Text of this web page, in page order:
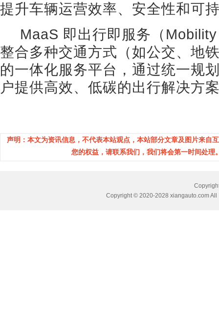
提升车辆运营效率、安全性和可
MaaS‌ 即出行即服务（
整合多种交通方式（如公交、地
的一体化服务平台，通过统一规
户提供高效、低碳的出行解决方
声明：本文为资讯信息，不代表本站观点，本站部分文章及图片来自
您的权益，请联系我们，我们将会第一时间处
Copyright © 2020-2028 xiangauto.com